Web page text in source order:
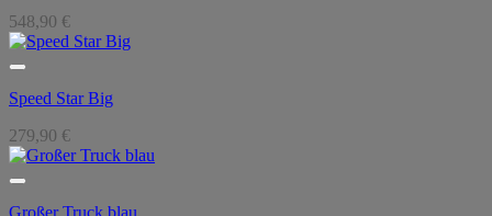
548,90 €
Speed Star Big
279,90 €
Großer Truck blau